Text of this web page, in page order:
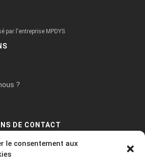
le consentement aux
par l'entreprise MPDYS
?
DE CONTACT
- 5 rue de Belle-Île - 56400